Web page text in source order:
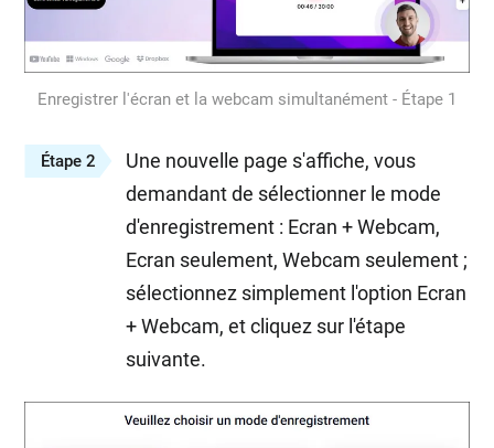
Enregistrer l'écran et la webcam simultanément - Étape 1
Étape 2
Une nouvelle page s'affiche, vous
demandant de sélectionner le mode
d'enregistrement : Ecran + Webcam,
Ecran seulement, Webcam seulement ;
sélectionnez simplement l'option Ecran
+ Webcam, et cliquez sur l'étape
suivante.